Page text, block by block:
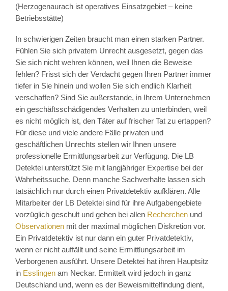
(Herzogenaurach ist operatives Einsatzgebiet – keine
Betriebsstätte)
In schwierigen Zeiten braucht man einen starken Partner.
Fühlen Sie sich privatem Unrecht ausgesetzt, gegen das
Sie sich nicht wehren können, weil Ihnen die Beweise
fehlen? Frisst sich der Verdacht gegen Ihren Partner immer
tiefer in Sie hinein und wollen Sie sich endlich Klarheit
verschaffen? Sind Sie außerstande, in Ihrem Unternehmen
ein geschäftsschädigendes Verhalten zu unterbinden, weil
es nicht möglich ist, den Täter auf frischer Tat zu ertappen?
Für diese und viele andere Fälle privaten und
geschäftlichen Unrechts stellen wir Ihnen unsere
professionelle Ermittlungsarbeit zur Verfügung. Die LB
Detektei unterstützt Sie mit langjähriger Expertise bei der
Wahrheitssuche. Denn manche Sachverhalte lassen sich
tatsächlich nur durch einen Privatdetektiv aufklären. Alle
Mitarbeiter der LB Detektei sind für ihre Aufgabengebiete
vorzüglich geschult und gehen bei allen Recherchen und
Observationen mit der maximal möglichen Diskretion vor.
Ein Privatdetektiv ist nur dann ein guter Privatdetektiv,
wenn er nicht auffällt und seine Ermittlungsarbeit im
Verborgenen ausführt. Unsere Detektei hat ihren Hauptsitz
in Esslingen am Neckar. Ermittelt wird jedoch in ganz
Deutschland und, wenn es der Beweismittelfindung dient,